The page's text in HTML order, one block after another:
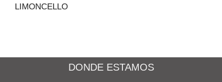
LIMONCELLO
DONDE ESTAMOS